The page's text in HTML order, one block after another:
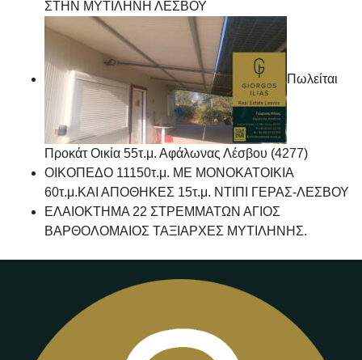
ΣΤΗΝ ΜΥΤΙΛΗΝΗ ΛΕΣΒΟΥ
Πωλείται
Προκάτ Οικία 55τ.μ. Αφάλωνας Λέσβου (4277)
ΟΙΚΟΠΕΔΟ 11150τ.μ. ΜΕ ΜΟΝΟΚΑΤΟΙΚΙΑ
60τ.μ.ΚΑΙ ΑΠΟΘΗΚΕΣ 15τ.μ. ΝΤΙΠΙ ΓΕΡΑΣ-ΛΕΣΒΟΥ
ΕΛΑΙΟΚΤΗΜΑ 22 ΣΤΡΕΜΜΑΤΩΝ ΑΓΙΟΣ
ΒΑΡΘΟΛΟΜΑΙΟΣ ΤΑΞΙΑΡΧΕΣ ΜΥΤΙΛΗΝΗΣ.